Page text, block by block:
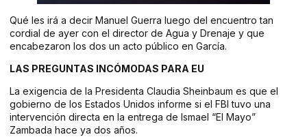
Qué les irá a decir Manuel Guerra luego del encuentro tan
cordial de ayer con el director de Agua y Drenaje y que
encabezaron los dos un acto público en García.
LAS PREGUNTAS INCÓMODAS PARA EU
La exigencia de la Presidenta Claudia Sheinbaum es que el
gobierno de los Estados Unidos informe si el FBI tuvo una
intervención directa en la entrega de Ismael “El Mayo”
Zambada hace ya dos años.